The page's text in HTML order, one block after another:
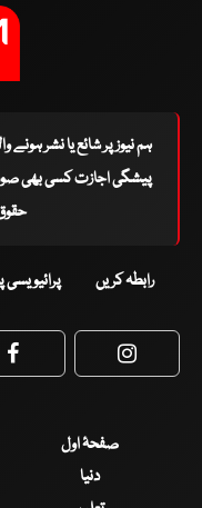
ہم نیوز پر شائع یا نشر ہونے
پیشگی اجازت کسی بھی
رابطہ کریں پرائیویسی
Facebook
صفحۂ اول
دنیا